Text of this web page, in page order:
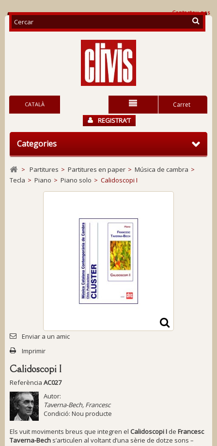
Contacteu-nos
Carret
CATALÀ
REGISTRA’T
Categories
> Partitures > Partitures en paper > Música de cambra >
Tecla > Piano > Piano solo > Calidoscopi I
Enviar a un amic
Imprimir
Calidoscopi I
Referència AC027
Autor:
Taverna-Bech, Francesc
Condició: Nou producte
Els vuit moviments breus que integren el Calidoscopi I de Francesc
Taverna-Bech s’articulen al voltant d’una sèrie de dotze sons –